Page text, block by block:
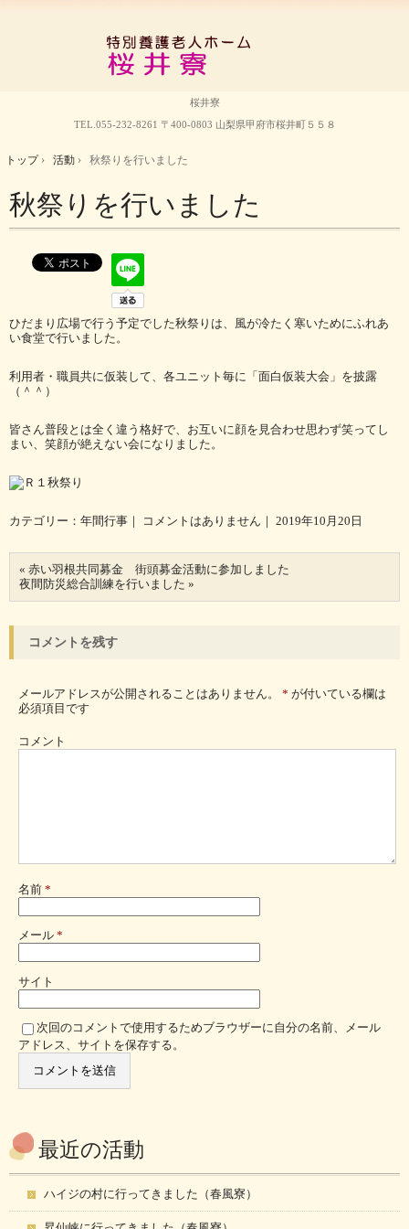
桜井寮
TEL. 055-232-8261 〒400-0803 山梨県甲府市桜井町５５８
トップ› 活動 › 秋祭りを行いました
秋祭りを行いました
ひだまり広場で行う予定でした秋祭りは、風が冷たく寒いためにふれあ
い食堂で行いました。
利用者・職員共に仮装して、各ユニット毎に「面白仮装大会」を披露
（＾＾）
皆さん普段とは全く違う格好で、お互いに顔を見合わせ思わず笑ってし
まい、笑顔が絶えない会になりました。
カテゴリー： 年間行事 ｜ コメントはありません ｜ 2019年10月20日
« 赤い羽根共同募金 街頭募金活動に参加しました
夜間防災総合訓練を行いました »
コメントを残す
メールアドレスが公開されることはありません。 * が付いている欄は
必須項目です
コメント
名前 *
メール *
サイト
次回のコメントで使用するためブラウザーに自分の名前、メール
アドレス、サイトを保存する。
最近の活動
ハイジの村に行ってきました（春風寮）